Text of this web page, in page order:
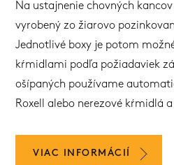
Na ustajnenie chovných kancov
vyrobený zo žiarovo
Jednotlivé boxy je potom
kŕmidlami podľa požiadaviek
ošípaných používame
Roxell alebo nerezové kŕmidlá
VIAC INFORMÁCIÍ